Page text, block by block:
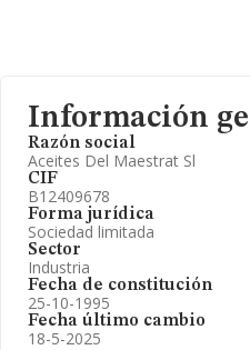
Información
Razón social
Aceites Del Maestrat Sl
CIF
B12409678
Forma jurídica
Sociedad limitada
Sector
Industria
Fecha de constitución
25-10-1995
Fecha último cambio
18-5-2025